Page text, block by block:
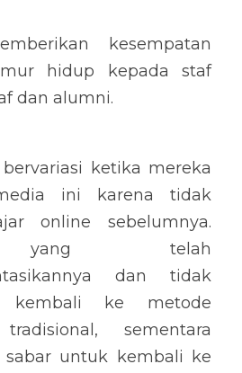
kesempatan
hidup kepada staf
dan alumni.
ketika mereka
ini karena tidak
online sebelumnya.
yang telah
dan tidak
kembali ke metode
sementara
untuk kembali ke